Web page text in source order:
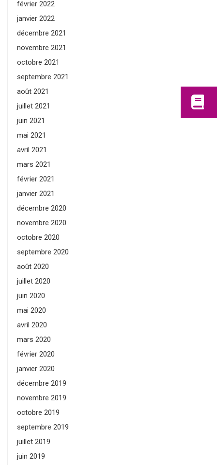
février 2022
janvier 2022
décembre 2021
novembre 2021
octobre 2021
septembre 2021
août 2021
juillet 2021
juin 2021
mai 2021
avril 2021
mars 2021
février 2021
janvier 2021
décembre 2020
novembre 2020
octobre 2020
septembre 2020
août 2020
juillet 2020
juin 2020
mai 2020
avril 2020
mars 2020
février 2020
janvier 2020
décembre 2019
novembre 2019
octobre 2019
septembre 2019
juillet 2019
juin 2019